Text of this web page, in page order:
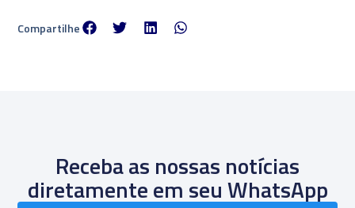
Compartilhe
Receba as nossas notícias
diretamente em seu WhatsApp